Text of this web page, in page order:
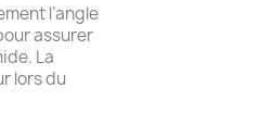
l’angle
assurer
La
lors du